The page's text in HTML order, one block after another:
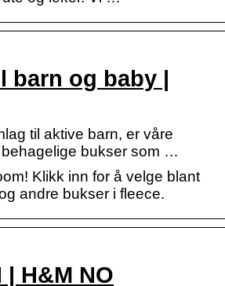
barn og baby |
til aktive barn, er våre
bukser som …
Klikk inn for å velge blant
andre bukser i fleece.
H&M NO